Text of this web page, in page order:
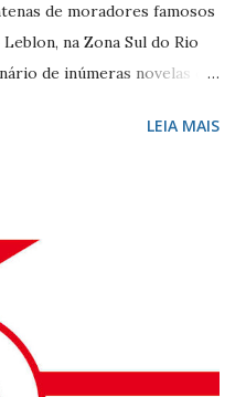
de moradores famosos
na Zona Sul do Rio
de inúmeras novelas de
lo? Calmo e elegante.
o Morro Dois Irmãos. A
da cidade e um dos
dia 26 de julho, o
histórias. Francisca Ornellas
LEIA MAIS